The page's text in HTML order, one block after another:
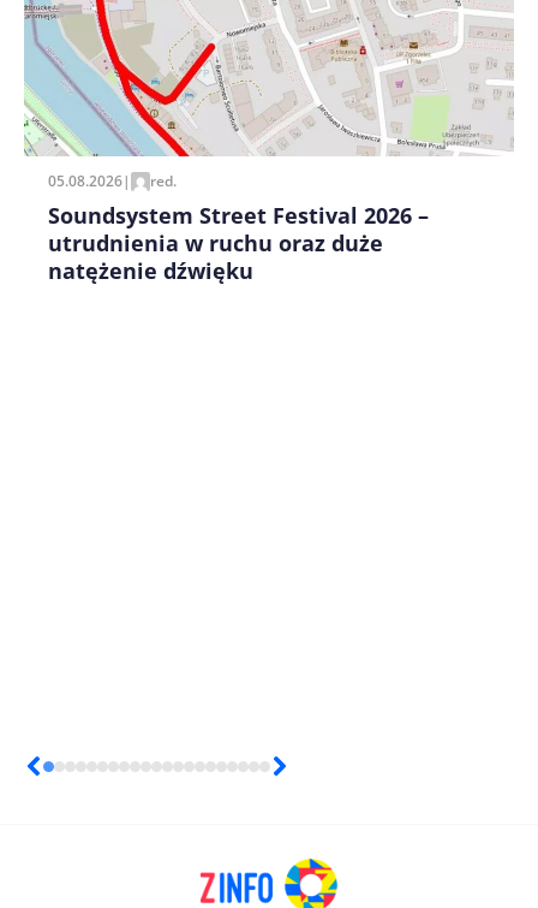
Zapamiętaj moje dane w tej przeglądarce podczas
pisania kolejnych komentarzy.
05.08.2026| red.
Soundsystem Street Festival 2026 –
utrudnienia w ruchu oraz duże
natężenie dźwięku